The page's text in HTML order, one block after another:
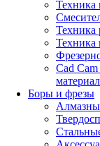
Техника
Техника
Техника
Cad
Боры и фрезы